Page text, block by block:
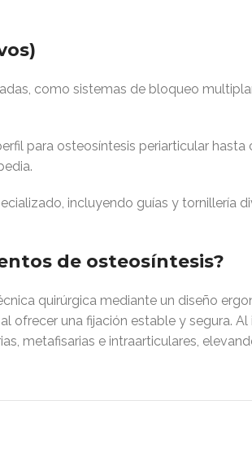
como sistemas de bloqueo
para osteosíntesis periarticular
.
incluyendo guías y tornillería
de osteosíntesis?
quirúrgica mediante un diseño
una fijación estable y segura.
metafisarias e intraarticulares,